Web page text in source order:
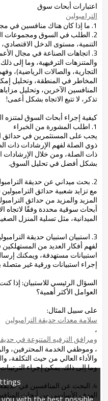
اعتبارات أبحاث سوق
الترامبولين
1. ما إذا كان هناك منافسين في مجال الأعمال.
2. الطلب في السوق ومجموعات
التنمية، مستوى الدخل الاقتصادي،
3. اتجاهات الصناعة في مجال
والمتنزهات الترفيهية، وما إلى
التجارية، والصالات الرياضية)،
المخاطر في المنطقة، وتحليل
المنافسين الآخرين، وتحليل
تذكر، لا تتبع الاتجاه بشكل أعمى!
كيفية إجراء أبحاث السوق لمتنزه
1. اطلب المشورة من الخبراء
يجب على المستثمرين في حدائق
ذوي الصلة لفهم الإرشادات ذات
ذات الصلة، ومن خلال
بشكل أفضل في تحليل السوق.
2. بحث ميداني عن حديقة الترامبولين
مع تزايد شعبية حدائق
المزيد والمزيد من حدائق
أبحاث سوقية محددة وفقًا لاتجاه
الميدانية، مثل تسلية المنزل
3. استبيان استبيان حديقة الترامبولين
لفهم أفكار العديد من
استبيانات مستهدفة، ويمكنك
إجراء استبيانات ورقية غير
السؤال الرئيسي للاستبيان: إذا
العوامل الأكثر أهمية؟
على سبيل المثال:
سلامة معدات حديقة الترامبولين
،
ومرافق الترفيه المتنوعة في
، وموظفي الخدمة المحترفين،
والأداء العالي من حيث التكلفة،
وما إلى ذلك. يمكن إجراء
4. البحث عن المنافسين في حديقة الترامبولين
الهدف الأساسي من أبحاث